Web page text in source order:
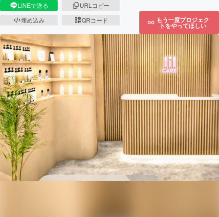
LINEで送る
URLコピー
埋め込み
QRコード もう一度プロジェク
トをやってほしい